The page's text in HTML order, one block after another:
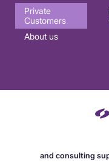
Основная
навигация
Private
Customers
About us
and consulting